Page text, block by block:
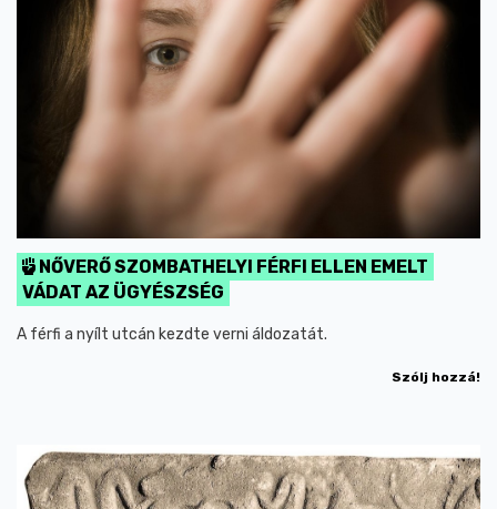
NŐVERŐ SZOMBATHELYI FÉRFI ELLEN EMELT
VÁDAT AZ ÜGYÉSZSÉG
A férfi a nyílt utcán kezdte verni áldozatát.
Szólj hozzá!